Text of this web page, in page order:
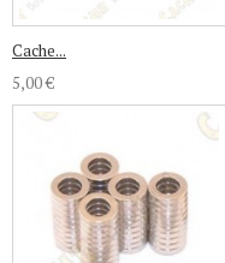
Cache...
5,00 €